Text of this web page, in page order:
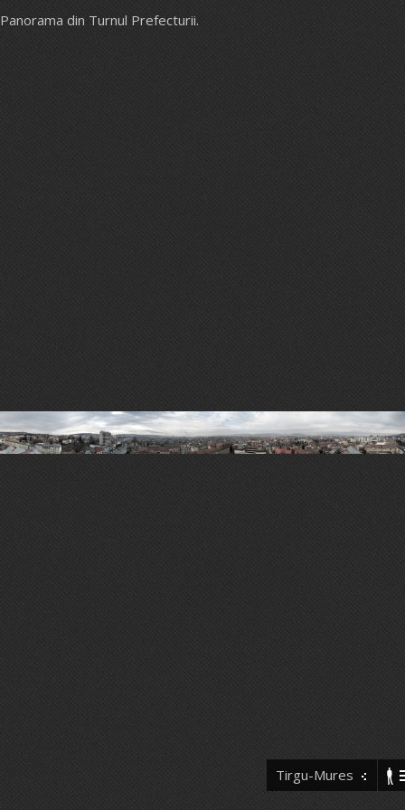
Tirgu-Mures
Panorama din Turnul Prefecturii.